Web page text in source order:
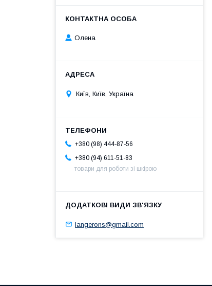
Олена
Київ, Київ, Україна
+380 (98) 444-87-56
+380 (94) 611-51-83
товари для роботи зі шкірою
langerons@gmail.com